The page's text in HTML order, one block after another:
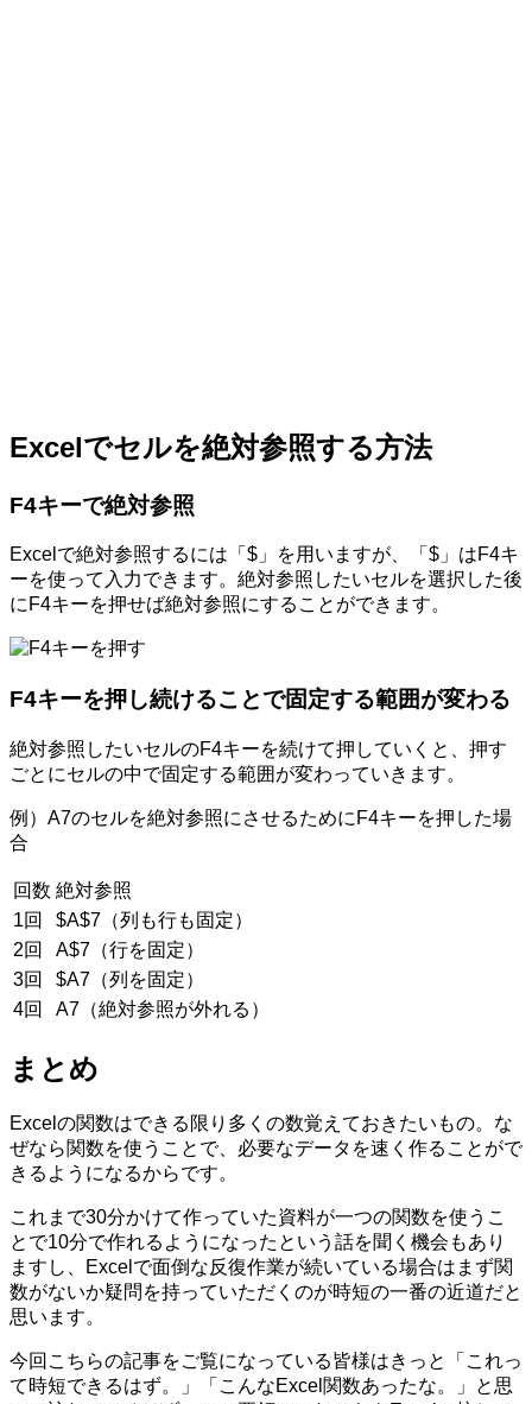
Excelでセルを絶対参照する方法
F4キーで絶対参照
Excelで絶対参照するには「$」を用いますが、「$」はF4キ
ーを使って入力できます。絶対参照したいセルを選択した後
にF4キーを押せば絶対参照にすることができます。
F4キーを押し続けることで固定する範囲が変わる
絶対参照したいセルのF4キーを続けて押していくと、押す
ごとにセルの中で固定する範囲が変わっていきます。
例）A7のセルを絶対参照にさせるためにF4キーを押した場
合
回数 絶対参照
1回
$A$7（列も行も固定）
2回
A$7（行を固定）
3回
$A7（列を固定）
4回
A7（絶対参照が外れる）
まとめ
Excelの関数はできる限り多くの数覚えておきたいもの。な
ぜなら関数を使うことで、必要なデータを速く作ることがで
きるようになるからです。
これまで30分かけて作っていた資料が一つの関数を使うこ
とで10分で作れるようになったという話を聞く機会もあり
ますし、Excelで面倒な反復作業が続いている場合はまず関
数がないか疑問を持っていただくのが時短の一番の近道だと
思います。
今回こちらの記事をご覧になっている皆様はきっと「これっ
て時短できるはず。」「こんなExcel関数あったな。」と思